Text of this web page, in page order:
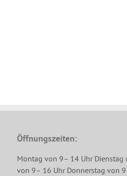
Öffnungszeiten:
Montag von 9– 14 Uhr
von 9– 16 Uhr Donnerstag von